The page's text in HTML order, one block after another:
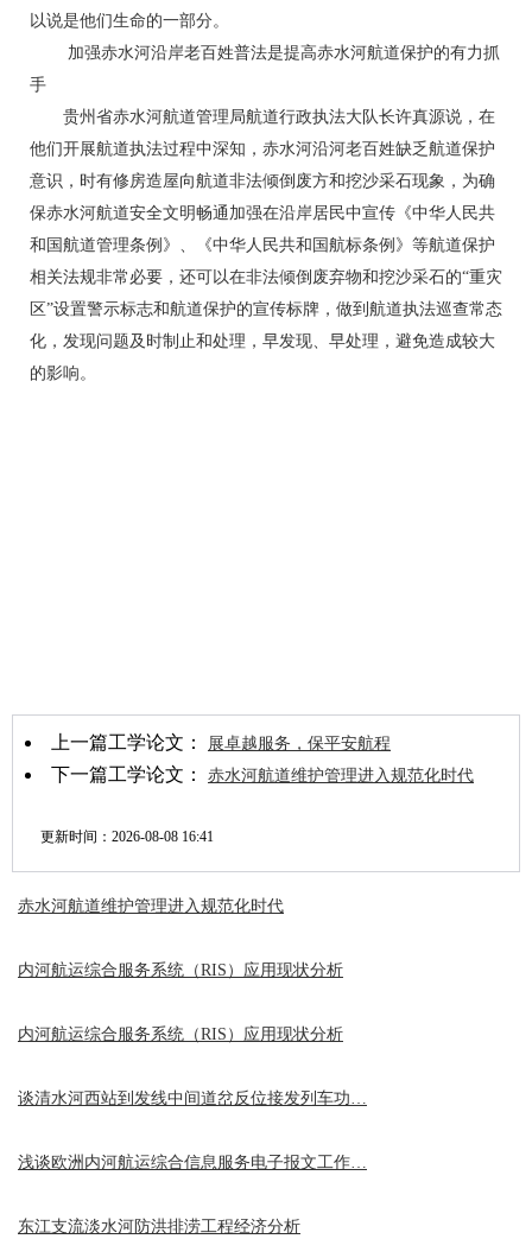
以说是他们生命的一部分。
加强赤水河沿岸老百姓普法是提高赤水河航道保护的有力抓
手
贵州省赤水河航道管理局航道行政执法大队长许真源说，在
他们开展航道执法过程中深知，赤水河沿河老百姓缺乏航道保护
意识，时有修房造屋向航道非法倾倒废方和挖沙采石现象，为确
保赤水河航道安全文明畅通加强在沿岸居民中宣传《中华人民共
和国航道管理条例》、《中华人民共和国航标条例》等航道保护
相关法规非常必要，还可以在非法倾倒废弃物和挖沙采石的“重灾
区”设置警示标志和航道保护的宣传标牌，做到航道执法巡查常态
化，发现问题及时制止和处理，早发现、早处理，避免造成较大
的影响。
上一篇工学论文： 展卓越服务，保平安航程
下一篇工学论文： 赤水河航道维护管理进入规范化时代
更新时间： 2026-08-08 16:41
赤水河航道维护管理进入规范化时代
内河航运综合服务系统（RIS）应用现状分析
内河航运综合服务系统（RIS）应用现状分析
谈清水河西站到发线中间道岔反位接发列车功…
浅谈欧洲内河航运综合信息服务电子报文工作…
东江支流淡水河防洪排涝工程经济分析